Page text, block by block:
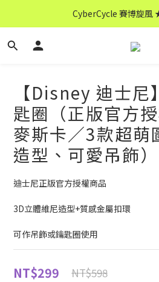
CyberCycle 賽博旋風
↖ 全館消費滿
CyberCycle 賽博旋風
【Disney 迪士
匙圈（正版官方
麥斯卡／3款超萌
造型、可愛吊飾）
迪士尼正版官方授權商品
3D立體維尼造型+質感金屬扣環
可作吊飾或鑰匙圈使用
NT$299 NT$598